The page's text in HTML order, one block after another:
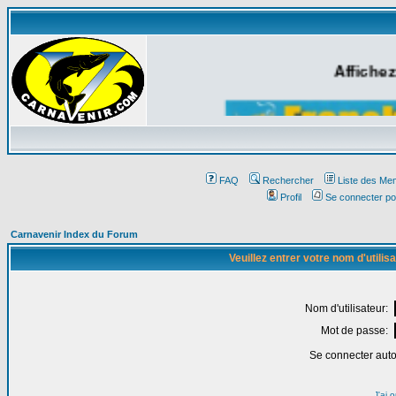
FAQ Rechercher
Liste des
Profil
Se connecter
Carnavenir Index du Forum
Veuillez entrer votre nom
Nom d'utilisateur:
Mot de passe:
Se connecter